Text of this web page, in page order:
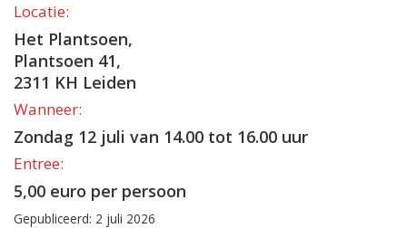
Locatie:
Het Plantsoen,
Plantsoen 41,
2311 KH Leiden
Wanneer:
Zondag 12 juli van 14.00 tot 16.00 uur
Entree:
5,00 euro per persoon
Gepubliceerd: 2 juli 2026